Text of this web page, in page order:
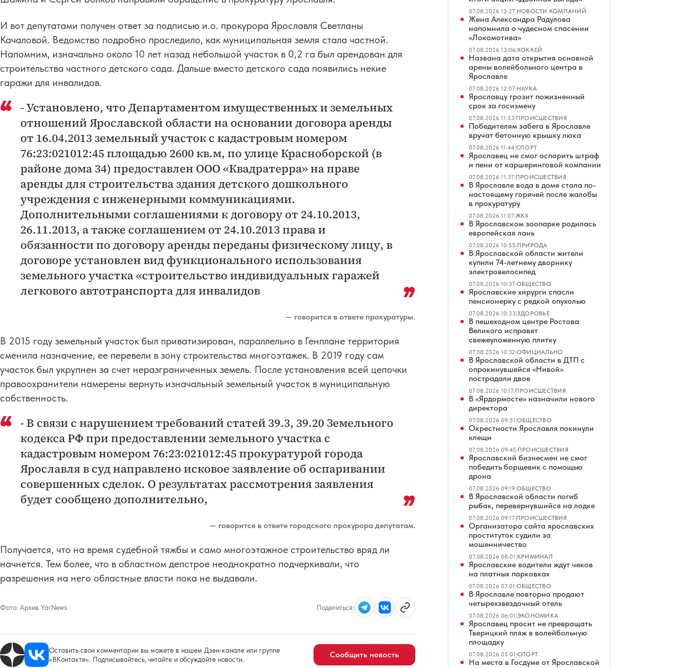
И вот депутатами получен ответ за подписью и.о. прокурора Ярославля Светланы
Качаловой. Ведомство подробно проследило, как муниципальная земля стала частной.
Напомним, изначально около 10 лет назад небольшой участок в 0,2 га был арендован для
строительства частного детского сада. Дальше вместо детского сада появились некие
гаражи для инвалидов.
- Установлено, что Департаментом имущественных и земельных
отношений Ярославской области на основании договора аренды
от 16.04.2013 земельный участок с кадастровым номером
76:23:021012:45 площадью 2600 кв.м, по улице Красноборской (в
районе дома 34) предоставлен ООО «Квадратерра» на праве
аренды для строительства здания детского дошкольного
учреждения с инженерными коммуникациями.
Дополнительными соглашениями к договору от 24.10.2013,
26.11.2013, а также соглашением от 24.10.2013 права и
обязанности по договору аренды переданы физическому лицу, в
договоре установлен вид функционального использования
земельного участка «строительство индивидуальных гаражей
легкового автотранспорта для инвалидов
— говорится в ответе прокуратуры.
В 2015 году земельный участок был приватизирован, параллельно в Генплане территория
сменила назначение, ее перевели в зону строительства многоэтажек. В 2019 году сам
участок был укрупнен за счет неразграниченных земель. После установления всей цепочки
правоохранители намерены вернуть изначальный земельный участок в муниципальную
собственность.
- В связи с нарушением требований статей 39.3, 39.20 Земельного
кодекса РФ при предоставлении земельного участка с
кадастровым номером 76:23:021012:45 прокуратурой города
Ярославля в суд направлено исковое заявление об оспаривании
совершенных сделок. О результатах рассмотрения заявления
будет сообщено дополнительно,
— говорится в ответе городского прокурора депутатам.
Получается, что на время судебной тяжбы и само многоэтажное строительство вряд ли
начнется. Тем более, что в областном депстрое неоднократно подчеркивали, что
разрешения на него областные власти пока не выдавали.
Фото: Архив YarNews Поделиться:
Оставить свои комментарии вы можете в нашем Дзен-канале или группе
«ВКонтакте». Подписывайтесь, читайте и обсуждайте новости.
Сообщить новость
07.08.2026 13:27|НОВОСТИ КОМПАНИЙ
Жена Александра Радулова
напомнила о чудесном спасении
«Локомотива»
07.08.2026 13:06|ХОККЕЙ
Названа дата открытия основной
арены волейбольного центра в
Ярославле
07.08.2026 12:07|НАУКА
Ярославцу грозит пожизненный
срок за госизмену
07.08.2026 11:53|ПРОИСШЕСТВИЯ
Победителям забега в Ярославле
вручат бетонную крышку люка
07.08.2026 11:44|СПОРТ
Ярославец не смог оспорить штраф
и пени от каршеринговой компании
07.08.2026 11:37|ПРОИСШЕСТВИЯ
В Ярославле вода в доме стала по-
настоящему горячей после жалобы
в прокуратуру
07.08.2026 11:07|ЖКХ
В Ярославском зоопарке родилась
европейская лань
07.08.2026 10:55|ПРИРОДА
В Ярославской области жители
купили 74-летнему дворнику
электровелосипед
07.08.2026 10:37|ОБЩЕСТВО
Ярославские хирурги спасли
пенсионерку с редкой опухолью
07.08.2026 10:33|ЗДОРОВЬЕ
В пешеходном центре Ростова
Великого исправят
свежеуложенную плитку
07.08.2026 10:32|ОФИЦИАЛЬНО
В Ярославской области в ДТП с
опрокинувшейся «Нивой»
пострадали двое
07.08.2026 10:17|ПРОИСШЕСТВИЯ
В «Ярдормосте» назначили нового
директора
07.08.2026 09:51|ОБЩЕСТВО
Окрестности Ярославля покинули
клещи
07.08.2026 09:45|ПРОИСШЕСТВИЯ
Ярославский бизнесмен не смог
победить борщевик с помощью
дрона
07.08.2026 09:19|ОБЩЕСТВО
В Ярославской области погиб
рыбак, перевернувшийся на лодке
07.08.2026 09:17|ПРОИСШЕСТВИЯ
Организатора сайта ярославских
проституток судили за
мошенничество
07.08.2026 08:01|КРИМИНАЛ
Ярославские водители ждут чеков
на платных парковках
07.08.2026 07:01|ОБЩЕСТВО
В Ярославле повторно продают
четырехзвездочный отель
07.08.2026 06:01|ЭКОНОМИКА
Ярославец просит не превращать
Тверицкий пляж в волейбольную
площадку
07.08.2026 05:01|СПОРТ
На места в Госдуме от Ярославской